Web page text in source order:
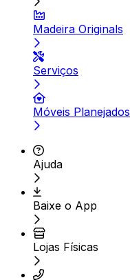
Madeira Originals
Serviços
Móveis Planejados
Ajuda
Baixe o App
Lojas Físicas